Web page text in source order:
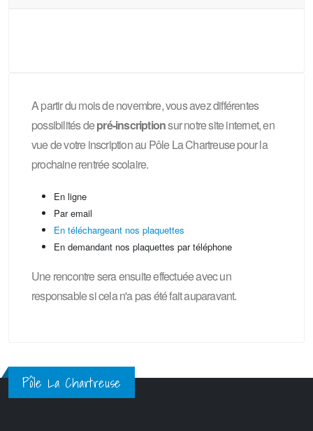
A partir du mois de novembre, vous avez différentes
possibilités depré-inscriptionsur notre site internet, en
vue de votre inscription au Pôle La Chartreuse pour la
prochaine rentrée scolaire.
En ligne
Par email
En téléchargeant nos plaquettes
En demandant nos plaquettes par téléphone
Une rencontre sera ensuite effectuée avec un
responsable si cela n'a pas été fait auparavant.
Pôle La Chartreuse